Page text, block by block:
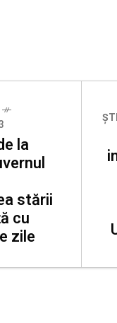
la
stării
cu
zile